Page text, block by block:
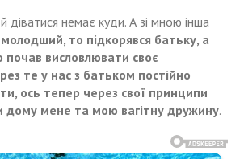
діватися немає куди. А зі мною інша
то підкорявся батьку, а
почав висловлювати своє
те у нас з батьком постійно
ось тепер через свої принципи
дому мене та мою вагітну дружину.